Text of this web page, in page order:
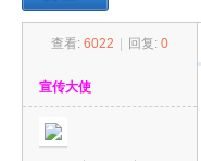
›
查看: 6022 回复: 0
宣传大使